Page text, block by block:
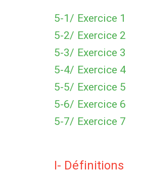
5-1/ Exercice 1
5-2/ Exercice 2
5-3/ Exercice 3
5-4/ Exercice 4
5-5/ Exercice 5
5-6/ Exercice 6
5-7/ Exercice 7
I- Définitions